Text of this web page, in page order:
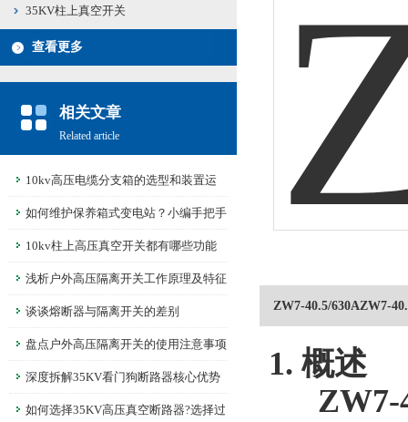
35KV柱上真空开关
查看更多
相关文章
Related article
10kv高压电缆分支箱的选型和装置运
用注意事项
如何维护保养箱式变电站？小编手把手
教你！
10kv柱上高压真空开关都有哪些功能
浅析户外高压隔离开关工作原理及特征
谈谈熔断器与隔离开关的差别
盘点户外高压隔离开关的使用注意事项
深度拆解35KV看门狗断路器核心优势
如何选择35KV高压真空断路器?选择过
ZW7-40.5/630AZW7-
1. 概述
ZW7-